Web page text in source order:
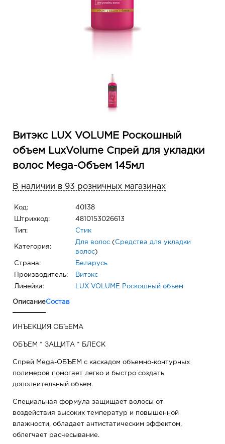
Витэкс LUX VOLUME Роскошный
объем LuxVolume Спрей для укладки
волос Mega-Объем 145мл
В наличии в 93 розничных магазинах
Код: 40138
Штрихкод: 4810153026613
Тип: Стик
Категория:
Для волос ( Средства для укладки
волос)
Страна: Беларусь
Производитель: Витэкс
Линейка: LUX VOLUME Роскошный объем
ОписаниеСостав
ИНЪЕКЦИЯ ОБЪЕМА
ОБЪЕМ * ЗАЩИТА * БЛЕСК
Спрей Mega-ОБЪЕМ с каскадом объемно-контурных
полимеров помогает легко и быстро создать
дополнительный объем.
Специальная формула защищает волосы от
воздействия высоких температур и повышенной
влажности, обладает антистатическим эффектом,
облегчает расчесывание.